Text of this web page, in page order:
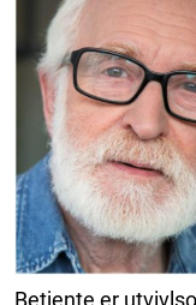
Betjente er